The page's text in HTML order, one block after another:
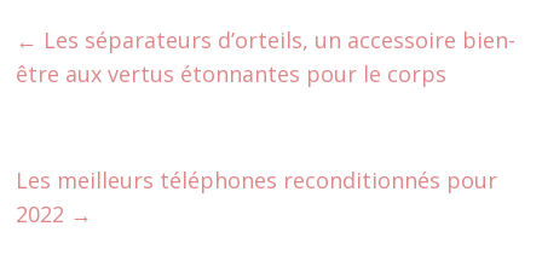
← Les séparateurs d’orteils, un accessoire bien-
être aux vertus étonnantes pour le corps
Les meilleurs téléphones reconditionnés pour
2022 →